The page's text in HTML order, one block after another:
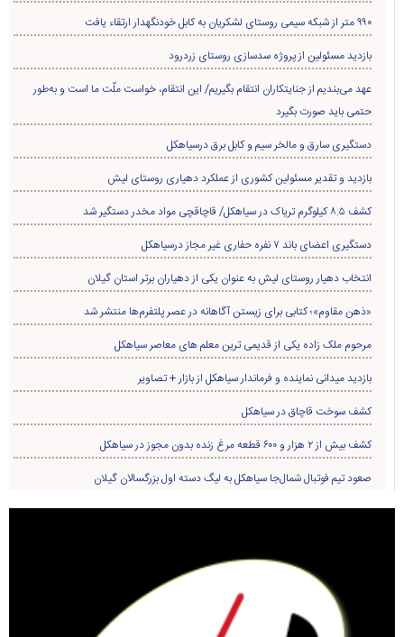
۹۹۰ متر از شبکه سیمی روستای لشکریان به کابل خودنگهدار ارتقاء یافت
بازدید مسئولین از پروژه سدسازی روستای زردرود
عهد می‌بندیم از جنایتکاران انتقام بگیریم/ این انتقام، خواست ملّت ما است و به‌طور
حتمی باید صورت بگیرد
دستگیری سارق و مالخر سیم و کابل برق درسیاهکل
بازدید و تقدیر مسئولین کشوری از عملکرد دهیاری روستای لیش
کشف ۸.۵ کیلوگرم تریاک در سیاهکل/ قاچاقچی مواد مخدر دستگیر شد
دستگیری اعضای باند ۷ نفره حفاری غير مجاز درسیاهکل
انتخاب دهیار روستای لیش به عنوان یکی از دهیاران برتر استان گیلان
«ذهن مقاوم»؛ کتابی برای زیستن آگاهانه در عصر پلتفرم‌ها منتشر شد
مرحوم ملک زاده یکی از قدیمی ترین معلم های معاصر سیاهکل
بازدید میدانی نماینده و فرماندار سیاهکل از بازار + تصاویر
کشف سوخت قاچاق در سياهکل
کشف بیش از ۲ هزار و ۶۰۰ قطعه مرغ زنده بدون مجوز در سیاهکل
صعود تیم فوتبال شمال‌جا‌ سیاهکل به لیگ دسته اول بزرگسالان گیلان